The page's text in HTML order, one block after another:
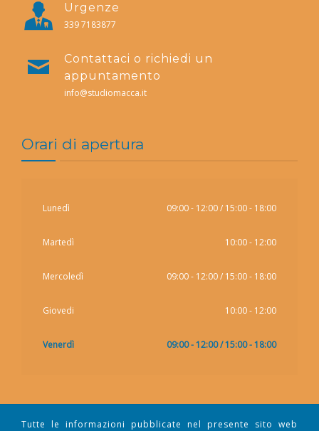
Urgenze
339 7183877
Contattaci o richiedi un
appuntamento
info@studiomacca.it
Orari di apertura
Lunedì 09:00 - 12:00 / 15:00 - 18:00
Martedì 10:00 - 12:00
Mercoledì 09:00 - 12:00 / 15:00 - 18:00
Giovedi 10:00 - 12:00
Venerdì 09:00 - 12:00 / 15:00 - 18:00
Tutte le informazioni pubblicate nel presente sito web